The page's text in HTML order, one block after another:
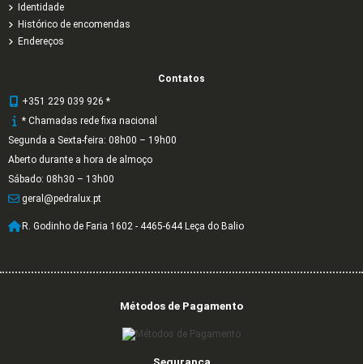
Identidade
Histórico de encomendas
Endereços
Contatos
+351 229 039 926 *
* Chamadas rede fixa nacional
Segunda a Sexta-feira: 08h00 – 19h00
Aberto durante a hora de almoço
Sábado: 08h30 – 13h00
geral@pedralux.pt
R. Godinho de Faria 1602 - 4465-644 Leça do Balio
Métodos de Pagamento